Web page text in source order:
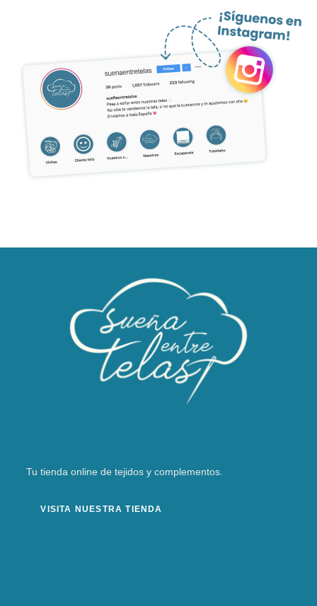
Tu tienda online de tejidos y complementos.
VISITA NUESTRA TIENDA